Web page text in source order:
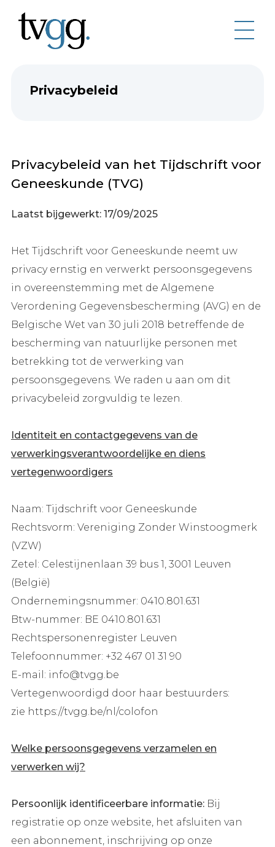
Privacybeleid
Privacybeleid van het Tijdschrift voor
Geneeskunde (TVG)
Laatst bijgewerkt: 17/09/2025
Het Tijdschrift voor Geneeskunde neemt uw
privacy ernstig en verwerkt persoonsgegevens
in overeenstemming met de Algemene
Verordening Gegevensbescherming (AVG) en de
Belgische Wet van 30 juli 2018 betreffende de
bescherming van natuurlijke personen met
betrekking tot de verwerking van
persoonsgegevens. We raden u aan om dit
privacybeleid zorgvuldig te lezen.
Identiteit en contactgegevens van de
verwerkingsverantwoordelijke en diens
vertegenwoordigers
Naam: Tijdschrift voor Geneeskunde
Rechtsvorm: Vereniging Zonder Winstoogmerk
(VZW)
Zetel: Celestijnenlaan 39 bus 1, 3001 Leuven
(België)
Ondernemingsnummer: 0410.801.631
Btw-nummer: BE 0410.801.631
Rechtspersonenregister Leuven
Telefoonnummer: +32 467 01 31 90
E-mail: info@tvgg.be
Vertegenwoordigd door haar bestuurders:
zie https://tvgg.be/nl/colofon
Welke persoonsgegevens verzamelen en
verwerken wij?
Persoonlijk identificeerbare informatie:Bij
registratie op onze website, het afsluiten van
een abonnement, inschrijving op onze